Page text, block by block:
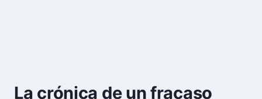
La crónica de un fracaso